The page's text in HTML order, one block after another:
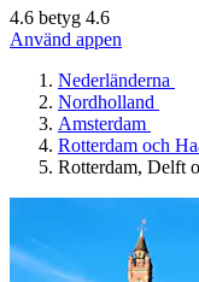
4.6 betyg 4.6
Använd appen
Nederländerna
Nordholland
Amsterdam
Rotterdam och
Rotterdam, Delft